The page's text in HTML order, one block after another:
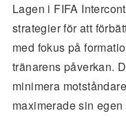
Lagen i FIFA
strategier för att
med fokus på
tränarens påverkan.
minimera
maximerade sin